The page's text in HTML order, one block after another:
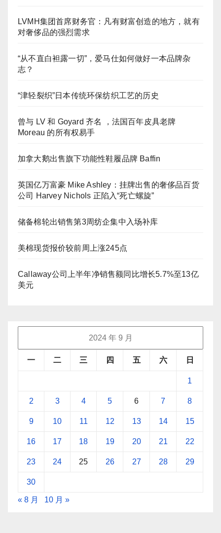
LVMH集团首席财务官：凡有财富创造的地方，就有
对奢侈品的强烈需求
“从不直白袒露一切”，爱马仕如何做好一本品牌杂
志？
“津轻裂织”日本传统环保纺织工艺的历史
曾与 LV 和 Goyard 齐名 ，法国百年皮具老牌
Moreau 的所有权易手
加拿大鹅出售旗下功能性鞋履品牌 Baffin
英国亿万富豪 Mike Ashley：挂牌出售的奢侈品百货
公司 Harvey Nichols 正陷入“死亡螺旋”
储备棉轮出销售第3周纺企集中入场补库
美棉现货报价较前周上涨245点
Callaway公司上半年净销售额同比增长5.7%至13亿
美元
2024 年 9 月
一 二 三 四 五 六 日
1
2 3 4 5 6 7 8
9 10 11 12 13 14 15
16 17 18 19 20 21 22
23 24 25 26 27 28 29
30
« 8 月 10 月 »